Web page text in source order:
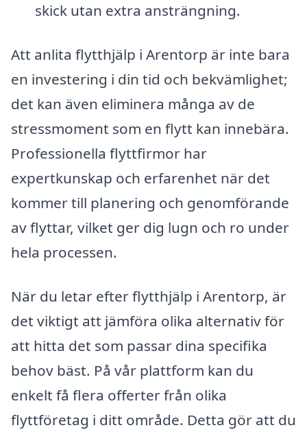
skick utan extra ansträngning.
Att anlita flytthjälp i Arentorp är inte bara
en investering i din tid och bekvämlighet;
det kan även eliminera många av de
stressmoment som en flytt kan innebära.
Professionella flyttfirmor har
expertkunskap och erfarenhet när det
kommer till planering och genomförande
av flyttar, vilket ger dig lugn och ro under
hela processen.
När du letar efter flytthjälp i Arentorp, är
det viktigt att jämföra olika alternativ för
att hitta det som passar dina specifika
behov bäst. På vår plattform kan du
enkelt få flera offerter från olika
flyttföretag i ditt område. Detta gör att du